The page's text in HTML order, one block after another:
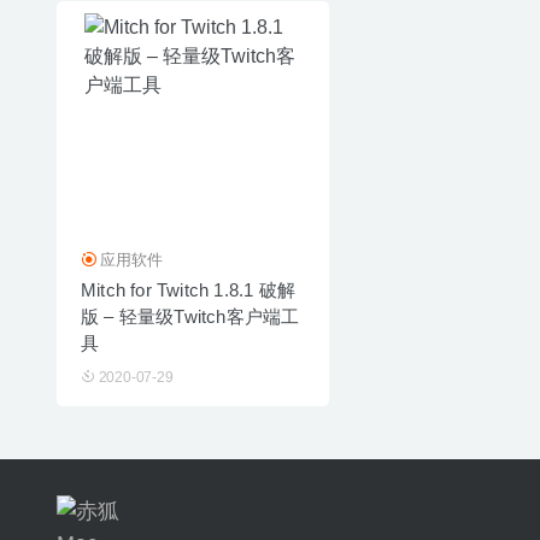
应用软件
Mitch for Twitch 1.8.1 破解
版 – 轻量级Twitch客户端工
具
2020-07-29